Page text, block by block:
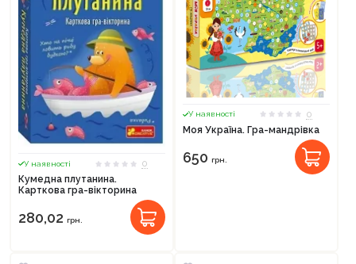
У наявності
0
Кумедна плутанина.
Карткова гра-вікторина
280,02 грн.
У наявності
0
Моя Україна. Гра-мандрівка
650 грн.